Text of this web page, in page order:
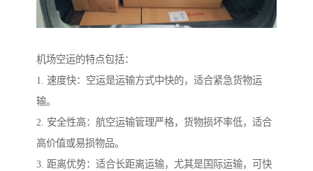
机场空运的特点包括：
1. 速度快：空运是运输方式中快的，适合紧急货物运
输。
2. 安全性高：航空运输管理严格，货物损坏率低，适合
高价值或易损物品。
3. 距离优势：适合长距离运输，尤其是国际运输，可快